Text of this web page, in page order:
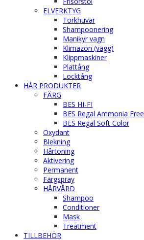
ELVERKTYG
Torkhuvar
Shampoonering
Manikyr vagn
Klimazon (vägg)
Klippmaskiner
Plattång
Locktång
HÅR PRODUKTER
FÄRG
BES HI-FI
BES Regal Ammonia Free
BES Regal Soft Color
Oxydant
Blekning
Hårtoning
Aktivering
Permanent
Färgspray
HÅRVÅRD
Shampoo
Conditioner
Mask
Treatment
TILLBEHÖR